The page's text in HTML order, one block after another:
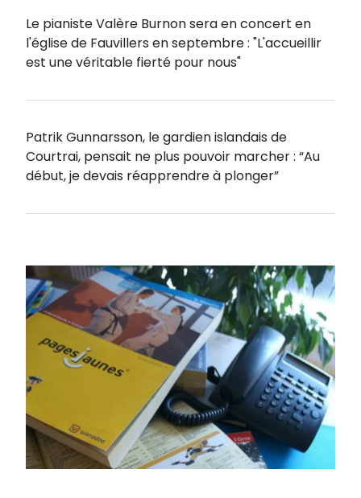
Le pianiste Valère Burnon sera en concert en
l'église de Fauvillers en septembre : "L'accueillir
est une véritable fierté pour nous"
Patrik Gunnarsson, le gardien islandais de
Courtrai, pensait ne plus pouvoir marcher : “Au
début, je devais réapprendre à plonger”